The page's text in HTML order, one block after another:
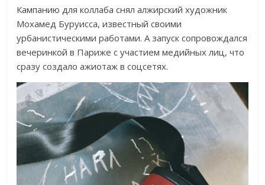
Кампанию для коллаба снял алжирский художник
Мохамед Буруисса, известный своими
урбанистическими работами. А запуск сопровождался
вечеринкой в Париже с участием медийных лиц, что
сразу создало ажиотаж в соцсетях.